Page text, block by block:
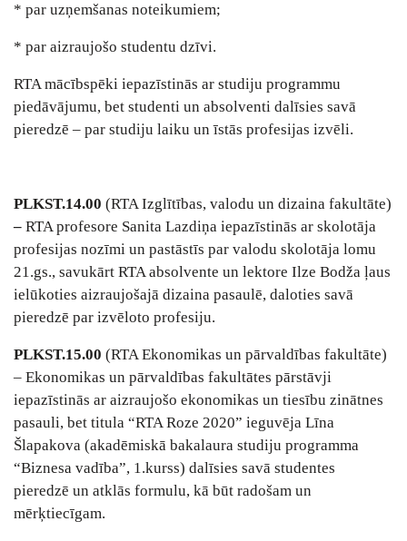
* par uzņemšanas noteikumiem;
* par aizraujošo studentu dzīvi.
RTA mācībspēki iepazīstinās ar studiju programmu
piedāvājumu, bet studenti un absolventi dalīsies savā
pieredzē – par studiju laiku un īstās profesijas izvēli.
PLKST.14.00 (RTA Izglītības, valodu un dizaina fakultāte)
– RTA profesore Sanita Lazdiņa iepazīstinās ar skolotāja
profesijas nozīmi un pastāstīs par valodu skolotāja lomu
21.gs., savukārt RTA absolvente un lektore Ilze Bodža ļaus
ielūkoties aizraujošajā dizaina pasaulē, daloties savā
pieredzē par izvēloto profesiju.
PLKST.15.00 (RTA Ekonomikas un pārvaldības fakultāte)
– Ekonomikas un pārvaldības fakultātes pārstāvji
iepazīstinās ar aizraujošo ekonomikas un tiesību zinātnes
pasauli, bet titula “RTA Roze 2020” ieguvēja Līna
Šlapakova (akadēmiskā bakalaura studiju programma
“Biznesa vadība”, 1.kurss) dalīsies savā studentes
pieredzē un atklās formulu, kā būt radošam un
mērķtiecīgam.